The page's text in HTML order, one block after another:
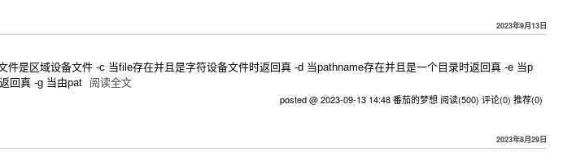
2023年9月13日
是区域设备文件 -c 当file存在并且是字符设备文件时返回真 -d 当pathname存在并且是一个目录时返回真 -e 当p
回真 -g 当由pat
阅读全文
posted @ 2023-09-13 14:48 番茄的梦想 阅读(500) 评论(0) 推荐(0)
2023年8月29日